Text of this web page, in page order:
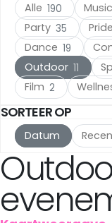
Haarlem
Leiden
IJmuiden
Meppel
Amersfoort
Gouda
Amsterdam
Utrecht
The Hague
Rotterdam
Haarlem
Leiden
IJmuiden
Alle 190 Music
Party 35 Pride
Dance 19
Outdoor 11
Film 2
SORTEER OP
Datum